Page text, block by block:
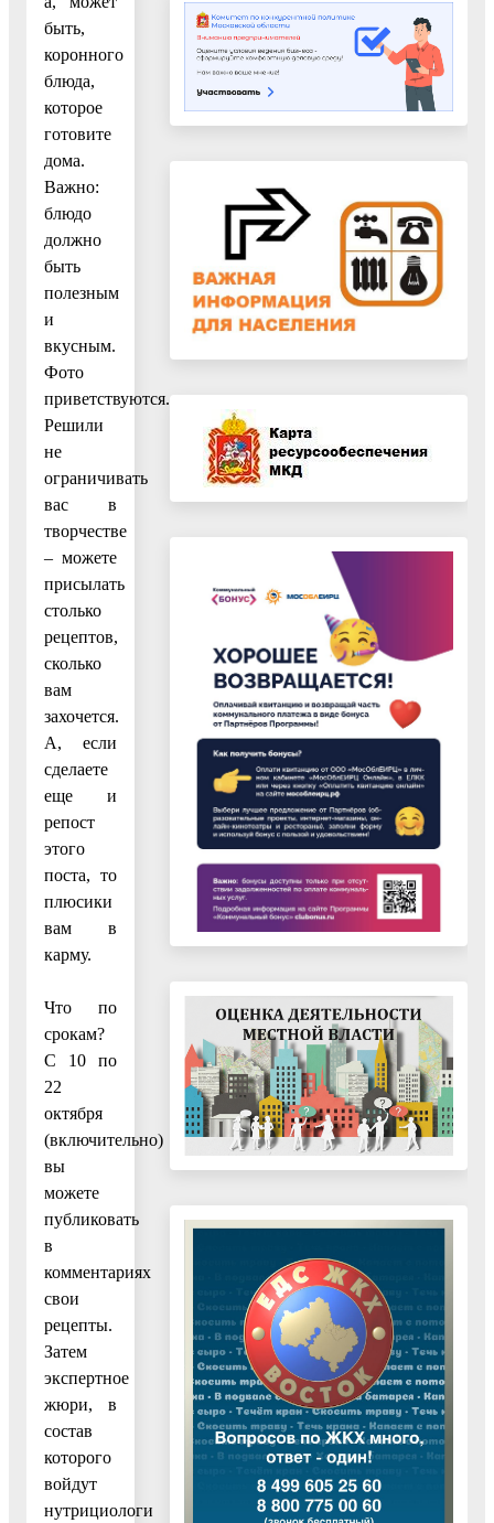
быть,
коронного
блюда,
которое
готовите
дома.
Важно:
блюдо
должно
быть
полезным
и
вкусным.
Фото
приветствуются.
Решили
не
ограничивать
вас в
творчестве
– можете
присылать
столько
рецептов,
сколько
вам
захочется.
А, если
сделаете
еще и
репост
этого
поста, то
плюсики
вам в
карму.
Что по
срокам?
С 10 по
22
октября
(включительно)
вы
можете
публиковать
в
комментариях
свои
рецепты.
Затем
экспертное
жюри, в
состав
которого
войдут
нутрициологи